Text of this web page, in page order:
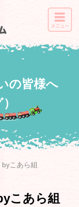
の皆様へ
byこあら組
こあら組